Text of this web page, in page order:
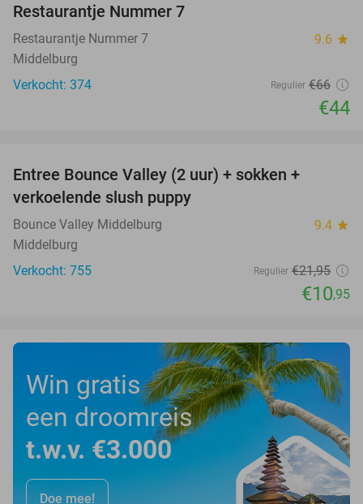
Restaurantje Nummer 7
Restaurantje Nummer 7 9.6 star
Middelburg
Verkocht: 374
Regulier €66
€44
Entree Bounce Valley (2 uur) + sokken +
verkoelende slush puppy
Bounce Valley Middelburg 9.4 star
Middelburg
Verkocht: 755
Regulier €21,95
€10,95
Win gratis
een droomreis
t.w.v. €3.000
Doe mee!